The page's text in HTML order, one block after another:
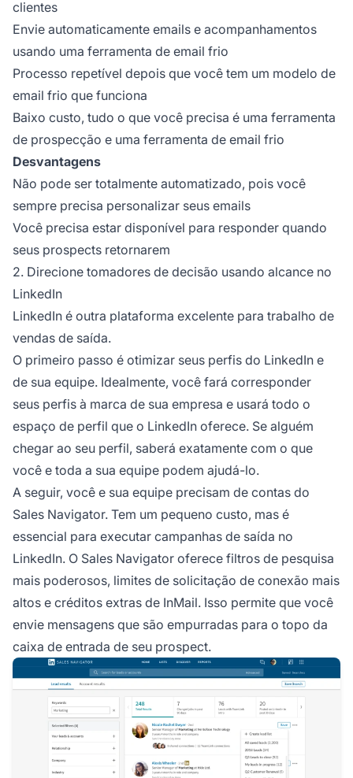
clientes
Envie automaticamente emails e acompanhamentos
usando uma ferramenta de email frio
Processo repetível depois que você tem um modelo de
email frio que funciona
Baixo custo, tudo o que você precisa é uma ferramenta
de prospecção e uma ferramenta de email frio
Desvantagens
Não pode ser totalmente automatizado, pois você
sempre precisa personalizar seus emails
Você precisa estar disponível para responder quando
seus prospects retornarem
2. Direcione tomadores de decisão usando alcance no
LinkedIn
LinkedIn é outra plataforma excelente para trabalho de
vendas de saída.
O primeiro passo é otimizar seus perfis do LinkedIn e
de sua equipe. Idealmente, você fará corresponder
seus perfis à marca de sua empresa e usará todo o
espaço de perfil que o LinkedIn oferece. Se alguém
chegar ao seu perfil, saberá exatamente com o que
você e toda a sua equipe podem ajudá-lo.
A seguir, você e sua equipe precisam de contas do
Sales Navigator. Tem um pequeno custo, mas é
essencial para executar campanhas de saída no
LinkedIn. O Sales Navigator oferece filtros de pesquisa
mais poderosos, limites de solicitação de conexão mais
altos e créditos extras de InMail. Isso permite que você
envie mensagens que são empurradas para o topo da
caixa de entrada de seu prospect.